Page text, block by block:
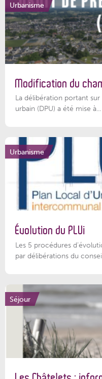
Urbanisme
Modification du
La délibération portant
urbain (DPU) a été mise à...
Urbanisme
Évolution du PLUi
Les 5 procédures
par délibérations du
Séjour